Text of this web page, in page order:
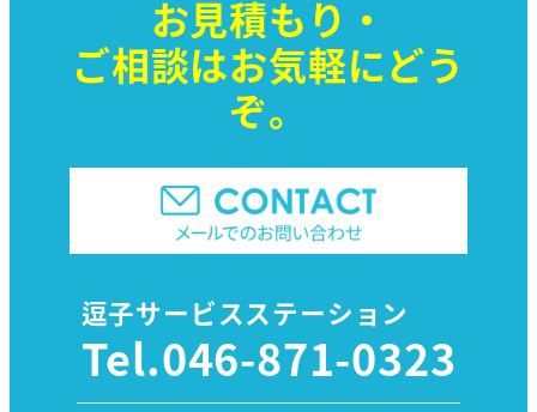
お見積もり・
ご相談はお気軽にどう
ぞ。
逗子サービスステーション
Tel.046-871-0323